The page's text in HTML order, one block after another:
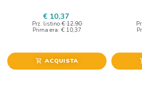
€ 10,37
Prz. listino € 12,90
Prima era € 10,37
shopping_cart ACQUISTA